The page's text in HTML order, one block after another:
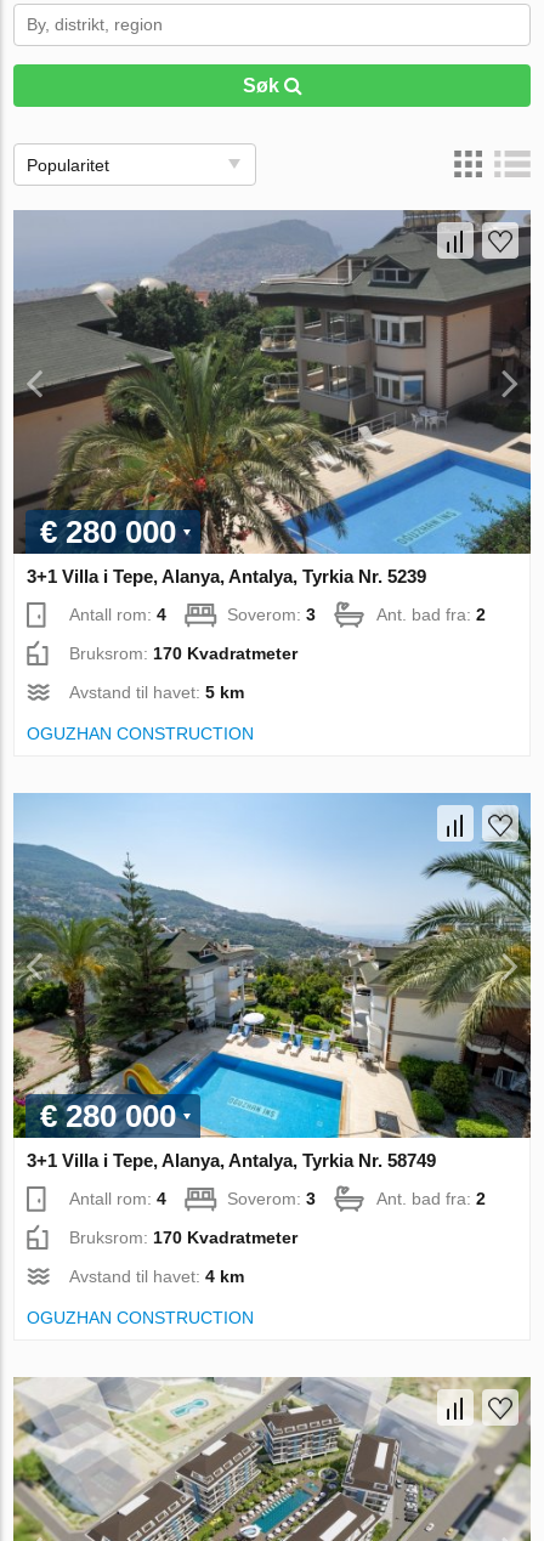
Søk
Popularitet
€ 280 000
3+1 Villa i Tepe, Alanya, Antalya, Tyrkia Nr. 5239
Antall rom:4 Soverom:3 Ant. bad fra:2
Bruksrom:170 Kvadratmeter
Avstand til havet:5 km
OGUZHAN CONSTRUCTION
€ 280 000
3+1 Villa i Tepe, Alanya, Antalya, Tyrkia Nr. 58749
Antall rom:4 Soverom:3 Ant. bad fra:2
Bruksrom: 170 Kvadratmeter
Avstand til havet:4 km
OGUZHAN CONSTRUCTION